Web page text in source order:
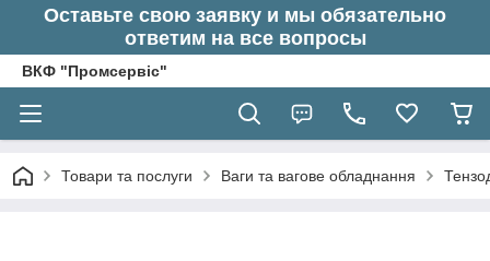
Оставьте свою заявку и мы обязательно
ответим на все вопросы
ВКФ "Промсервіс"
Товари та послуги Ваги та вагове обладнання